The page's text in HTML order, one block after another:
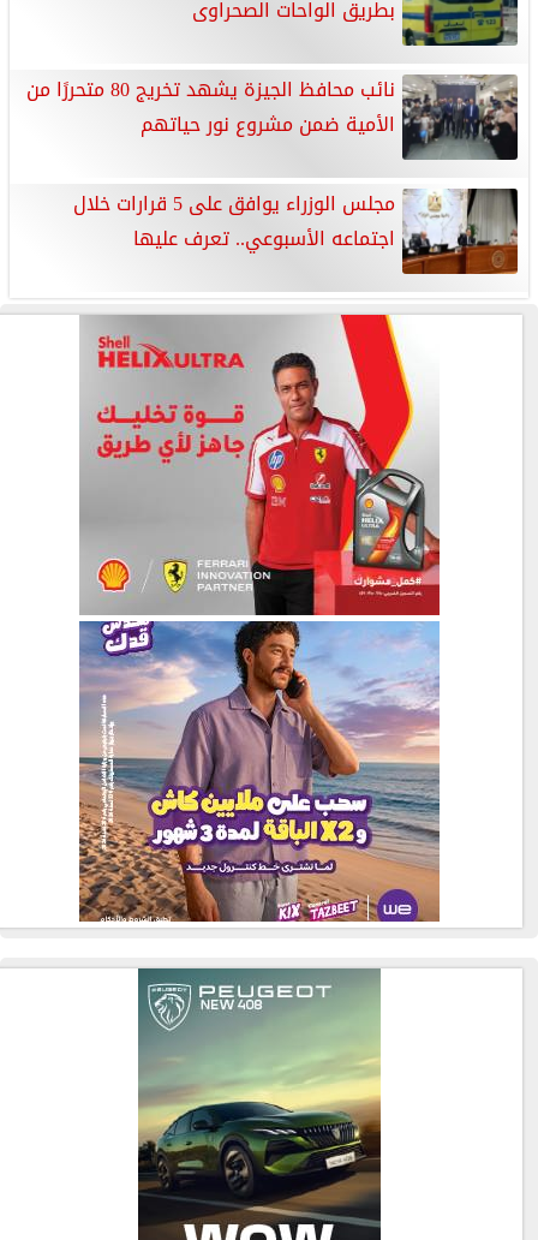
بطريق الواحات الصحراوى
نائب محافظ الجيزة يشهد تخريج 80 متحررًا من
الأمية ضمن مشروع نور حياتهم
مجلس الوزراء يوافق على 5 قرارات خلال
اجتماعه الأسبوعي.. تعرف عليها